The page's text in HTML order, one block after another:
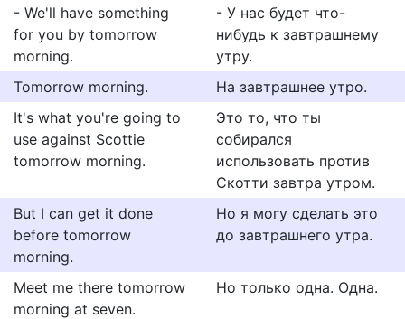
- We'll have something
for you by tomorrow
morning.
- У нас будет что-
нибудь к завтрашнему
утру.
Tomorrow morning.
На завтрашнее утро.
It's what you're going to
use against Scottie
tomorrow morning.
Это то, что ты
собирался
использовать против
Скотти завтра утром.
But I can get it done
before tomorrow
morning.
Но я могу сделать это
до завтрашнего утра.
Meet me there tomorrow
morning at seven.
Но только одна. Одна.